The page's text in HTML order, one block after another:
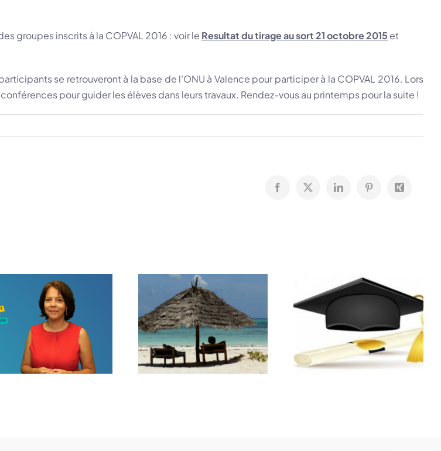
groupes inscrits à la COPVAL 2016 : voir le Resultat du tirage au sort 21 octobre 2015 et
se retrouveront à la base de l’ONU à Valence ​pour participer à la COPVAL 2016. Lors
pour guider les élèves dans leurs travaux. Rendez-vous au printemps pour la suite !
Facebook
X LinkedInPinterestXing
Voilà l’été…
Résultats du
Bac
Bourses
scolaires